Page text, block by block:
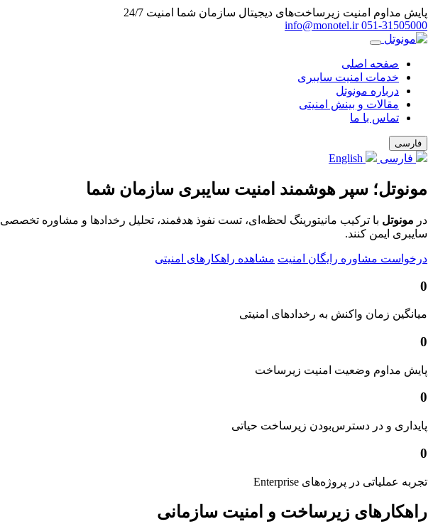
پایش مداوم امنیت زیرساخت‌های دیجیتال سازمان شما امنیت 24/7
info@monotel.ir 051‑31505000
صفحه اصلی
خدمات امنیت سایبری
درباره مونوتل
مقالات و بینش امنیتی
تماس با ما
فارسی
فارسی
مونوتل؛ سپر هوشمند امنیت سایبری سازمان شما
در مونوتل با ترکیب مانیتورینگ لحظه‌ای، تست نفوذ هدفمند، تحلیل رخدادها و مشاوره
سایبری ایمن کنند.
درخواست مشاوره رایگان امنیت مشاهده راهکارهای امنیتی
0
میانگین زمان واکنش به رخدادهای امنیتی
0
پایش مداوم وضعیت امنیت زیرساخت
0
پایداری و در دسترس‌بودن زیرساخت حیاتی
0
تجربه عملیاتی در پروژه‌های Enterprise
راهکارهای زیرساخت و امنیت سازمانی